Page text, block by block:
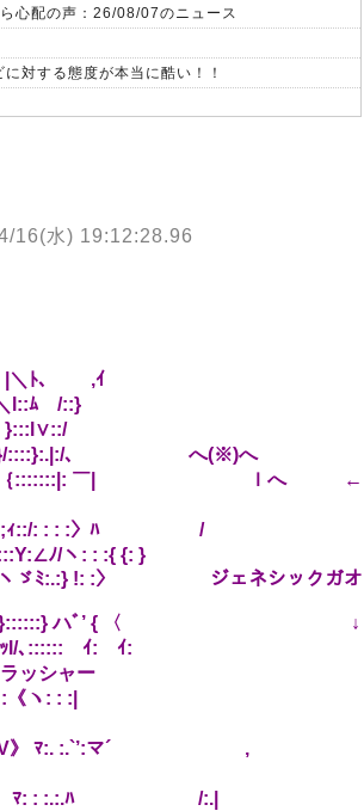
心配の声：26/08/07のニュース
対する態度が本当に酷い！！
16(水) 19:12:28.96
ﾄ､ ,ｲ
ﾑ /::}
ﾉ }/::::}:.|:/､ へ(※)へ
ﾐ/__,｛:::::::|: ￣| ｌへ ←
/:;ｨ::/: : : :〉ﾊ /
/ヽ: : :{ {: }
ゞﾐ:.:} !: :〉 ジェネシックガオ
ｲ}::::::} ハﾞ’ { 〈 ↓
ゞｲ:ゞｲ:
ャー
〈r-､Y.: :《ヽ: : :|
》 ﾏ:. :.`’:マ´ ,
ﾏ: : :.:.ﾊ /:.|